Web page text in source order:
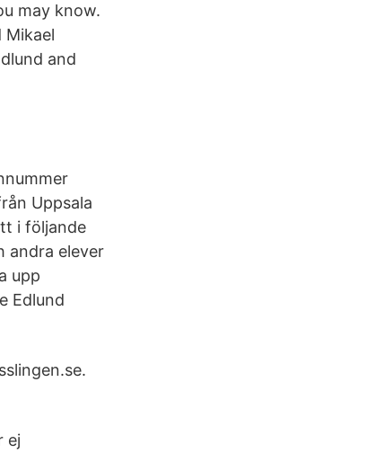
may know.
Mikael
and
Uppsala
i följande
andra elever
upp
Edlund
ej